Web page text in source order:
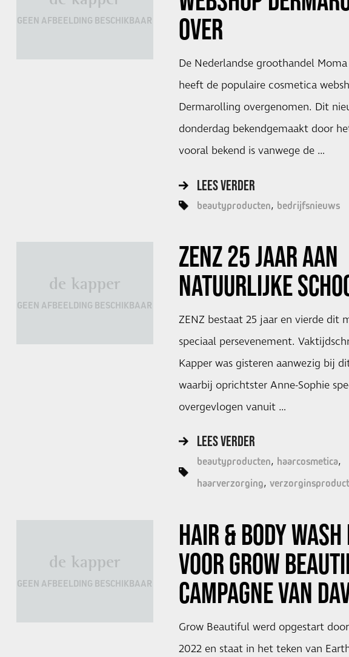
GEEN AFBEELDING BESCHIKBAAR
OVER
De Nederlandse groothandel
heeft de populaire cosmetica
Dermarolling overgenomen. Dit
donderdag bekendgemaakt door
vooral bekend is vanwege de …
LEES VERDER
beautyproducten bedrijfsnieuws
de kapper
GEEN AFBEELDING BESCHIKBAAR
ZENZ 25 JAAR AAN
NATUURLIJKE
ZENZ bestaat 25 jaar en vierde dit
speciaal persevenement.
Kapper was gisteren aanwezig bij
waarbij oprichtster Anne-Sophie
overgevlogen vanuit …
LEES VERDER
beautyproducten
haarcosmetica
haarverzorging
de kapper
GEEN AFBEELDING BESCHIKBAAR
HAIR & BODY WASH
VOOR GROW
CAMPAGNE VAN
Grow Beautiful werd opgestart
2022 en staat in het teken van